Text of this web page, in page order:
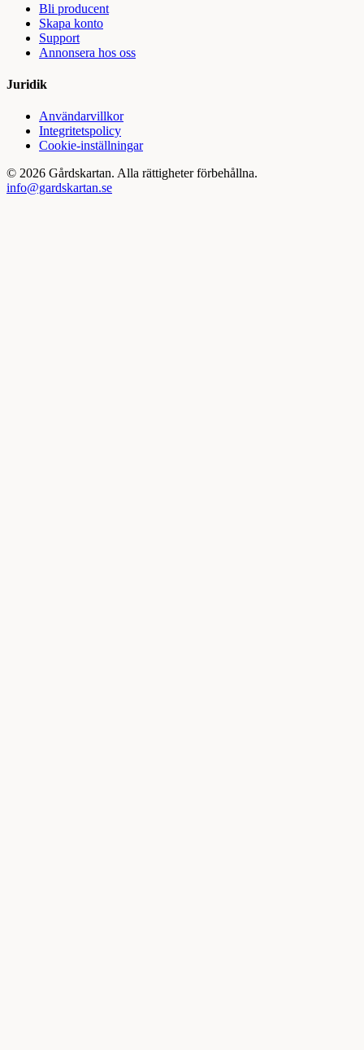
Bli producent
Skapa konto
Support
Annonsera hos oss
Juridik
Användarvillkor
Integritetspolicy
Cookie-inställningar
© 2026 Gårdskartan. Alla rättigheter förbehållna.
info@gardskartan.se